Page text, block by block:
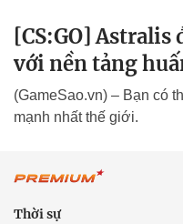
[CS:GO] Astralis
với nền tảng
(GameSao.vn) – Bạn có
mạnh nhất thế giới.
Thời sự